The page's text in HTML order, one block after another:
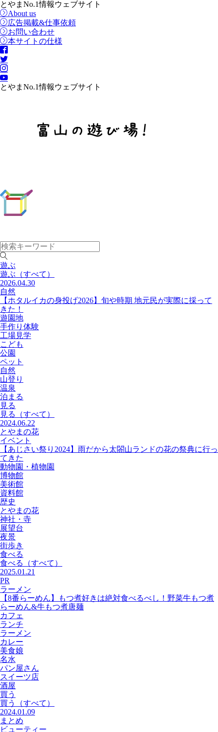
とやまNo.1情報ウェブサイト
About us
広告掲載&仕事依頼
お問い合わせ
本サイトの仕様
とやまNo.1情報ウェブサイト
遊ぶ
遊ぶ （すべて）
2026.04.30
自然
【ホタルイカの身投げ2026】旬や時期 地元民が実際に採って
きた！
遊園地
手作り体験
工場見学
こども
公園
ペット
自然
山登り
温泉
泊まる
見る
見る
（すべて）
2024.06.22
とやまの花
イベント
【あじさい祭り2024】雨だから太閤山ランドの花の祭典に行っ
てきた
動物園・植物園
博物館
美術館
資料館
歴史
とやまの花
神社・寺
展望台
夜景
街歩き
食べる
食べる
（すべて）
2025.01.21
PR
ラーメン
【8番らーめん】もつ煮好きは絶対食べるべし！野菜牛もつ煮
らーめん&牛もつ煮唐麺
カフェ
ランチ
ラーメン
カレー
美食娘
名水
パン屋さん
スイーツ店
酒屋
買う
買う
（すべて）
2024.01.09
まとめ
ビューティー